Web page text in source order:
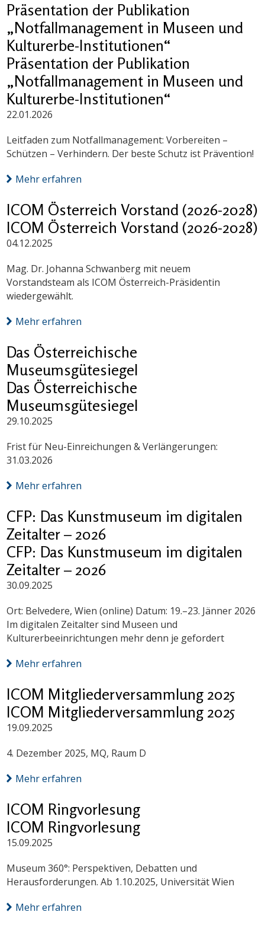
Präsentation der Publikation
„Notfallmanagement in Museen und
Kulturerbe-Institutionen“
Präsentation der Publikation
„Notfallmanagement in Museen und
Kulturerbe-Institutionen“
22.01.2026
Leitfaden zum Notfallmanagement: Vorbereiten –
Schützen – Verhindern. Der beste Schutz ist Prävention!
Mehr erfahren
ICOM Österreich Vorstand (2026-2028)
ICOM Österreich Vorstand (2026-2028)
04.12.2025
Mag. Dr. Johanna Schwanberg mit neuem
Vorstandsteam als ICOM Österreich-Präsidentin
wiedergewählt.
Mehr erfahren
Das Österreichische
Museumsgütesiegel
Das Österreichische
Museumsgütesiegel
29.10.2025
Frist für Neu-Einreichungen & Verlängerungen:
31.03.2026
Mehr erfahren
CFP: Das Kunstmuseum im digitalen
Zeitalter – 2026
CFP: Das Kunstmuseum im digitalen
Zeitalter – 2026
30.09.2025
Ort: Belvedere, Wien (online) Datum: 19.–23. Jänner 2026
Im digitalen Zeitalter sind Museen und
Kulturerbeeinrichtungen mehr denn je gefordert
Mehr erfahren
ICOM Mitgliederversammlung 2025
ICOM Mitgliederversammlung 2025
19.09.2025
4. Dezember 2025, MQ, Raum D
Mehr erfahren
ICOM Ringvorlesung
ICOM Ringvorlesung
15.09.2025
Museum 360°: Perspektiven, Debatten und
Herausforderungen. Ab 1.10.2025, Universität Wien
Mehr erfahren